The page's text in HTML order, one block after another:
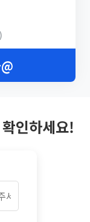
인하세요!